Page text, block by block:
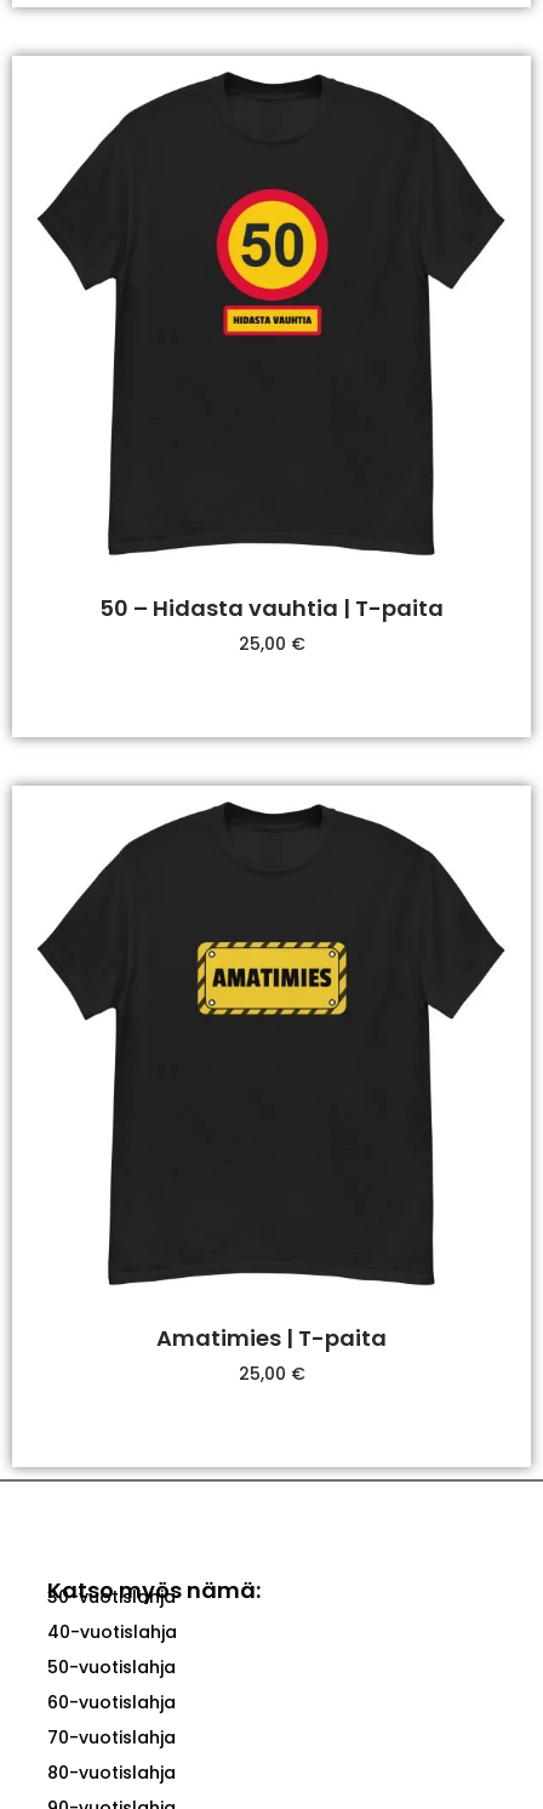
50 – Hidasta vauhtia | T-paita
25,00 €
Amatimies | T-paita
25,00 €
Katso myös nämä:
30-vuotislahja
40-vuotislahja
50-vuotislahja
60-vuotislahja
70-vuotislahja
80-vuotislahja